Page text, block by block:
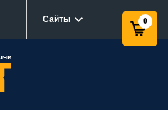
Сайты 0